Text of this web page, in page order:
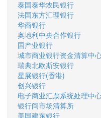
泰国泰华农民银行
法国东方汇理银行
华商银行
奥地利中央合作银行
国产业银行
城市商业银行资金清算中
瑞典北欧斯安银行
星展银行(香港)
创兴银行
电子商业汇票系统处理中
银行间市场清算所
美国建东银行